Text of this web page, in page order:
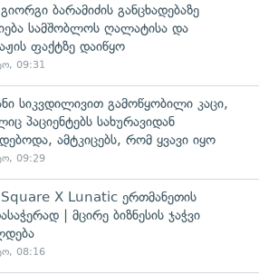
ბარამიძის განცხადებაზე
სამშობლოს ღალატისა და
ფაქტზე დაიწყო
09:31
სიკვდილივით გამოწყობილი კაცი,
პაციენტებს სახურავიდან
ამტკიცებს, რომ ყვავი იყო
09:29
X Lunatic ერთმანეთის
| მცირე ბიზნესის ჯაჭვი
08:16